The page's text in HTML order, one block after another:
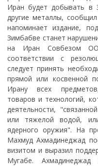
Иран будет добывать в
другие металлы,
напоминает издание,
Зимбабве станет
на Иран Совбезом
соответствии с
следует принять
прямой или косвенной
Ирану всех
товаров и технологий,
деятельности,
или тяжелой водой,
ядерного оружия". На
Махмуд Ахмадинеджад
визитом и выразил
Мугабе.